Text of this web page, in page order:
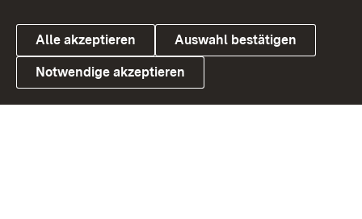
Link zum Landesportal
Alle akzeptieren Auswahl bestätigen
Notwendige akzeptieren